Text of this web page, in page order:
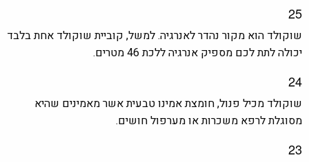
25
שוקולד הוא מקור נהדר לאנרגיה. למשל, קוביית שוקולד אחת בלבד
יכולה לתת לכם מספיק אנרגיה ללכת 46 מטרים.
24
שוקולד מכיל פנול, חומצת אמינו טבעית אשר מאמינים שהיא
מסוגלת לרפא משכרות או מערפול חושים.
23